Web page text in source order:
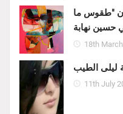
"طقوس ما
حسين نهابة
18th
ليلى الطيب
11th July